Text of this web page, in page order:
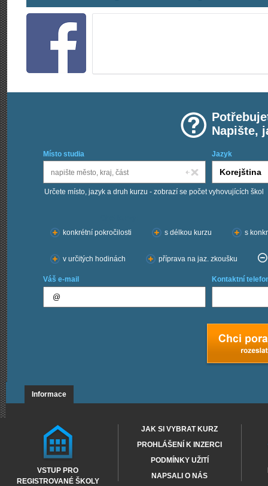
Napište,
Místo studia Jazyk
Určete místo, jazyk a druh kurzu - zobrazí se počet vyhovujících škol
konkrétní pokročilosti
s délkou kurzu s
v určitých hodinách příprava na jaz. zkoušku
Váš e-mail Kontaktní
Informace
VSTUP PRO
REGISTROVANÉ ŠKOLY
JAK SI VYBRAT KURZ
PROHLÁŠENÍ K INZERCI
PODMÍNKY UŽITÍ
NAPSALI O NÁS